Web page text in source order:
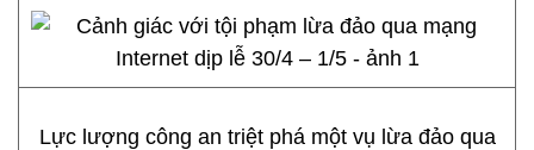
Lực lượng công an triệt phá một vụ lừa đảo qua